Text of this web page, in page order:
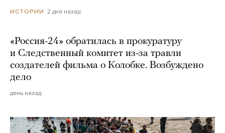
ИСТОРИИ 2 дня назад
«Россия-24» обратилась в прокуратуру
и Следственный комитет из-за травли
создателей фильма о Колобке. Возбуждено
дело
день назад